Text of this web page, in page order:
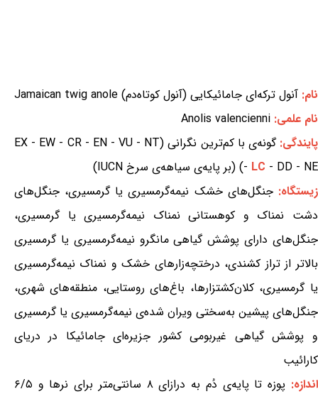
نام: آنول ترکه‌ای جامائیکایی (آنول کوتاه‌دم) Jamaican twig anole
نام علمی: Anolis valencienni
پایندگی:
گونه‌ی با کم‌ترین نگرانی (EX - EW - CR - EN - VU - NT
- LC - DD - NE) (بر پایه‌ی سیاهه‌ی سرخ IUCN)
زیستگاه:جنگل‌های خشک نیمه‌گرمسیری یا گرمسیری، جنگل‌های
دشت نمناک و کوهستانی نمناک نیمه‌گرمسیری یا گرمسیری،
جنگل‌های دارای پوشش گیاهی مانگرو نیمه‌گرمسیری یا گرمسیری
بالاتر از تراز کشندی، درختچه‌زارهای خشک و نمناک نیمه‌گرمسیری
یا گرمسیری، کلان‌کشتزارها، باغ‌های روستایی، منطقه‌های شهری،
جنگل‌های پیشین به‌سختی ویران شده‌ی نیمه‌گرمسیری یا گرمسیری
و پوشش گیاهی غیربومی کشور جزیره‌ای جامائیکا در دریای
کارائیب
اندازه:
پوزه تا پایه‌ی دُم به درازای ۸ سانتی‌متر برای نرها و ۶/۵